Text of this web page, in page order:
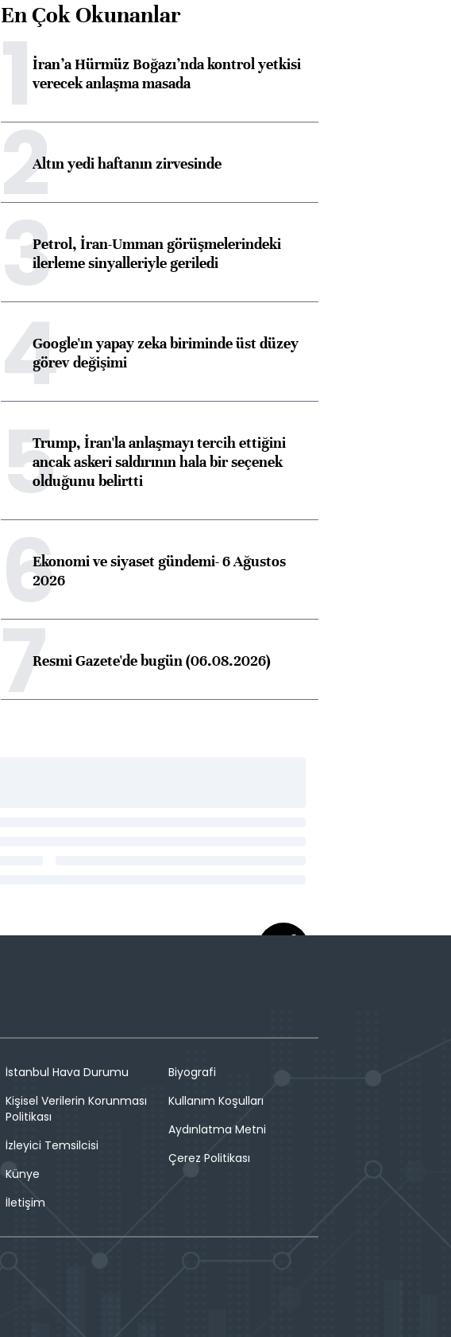
En Çok Okunanlar
1İran’a Hürmüz Boğazı’nda kontrol yetkisi
verecek anlaşma masada
2Altın yedi haftanın zirvesinde
3Petrol, İran-Umman görüşmelerindeki
ilerleme sinyalleriyle geriledi
4Google'ın yapay zeka biriminde üst düzey
görev değişimi
5Trump, İran'la anlaşmayı tercih ettiğini
ancak askeri saldırının hala bir seçenek
olduğunu belirtti
6Ekonomi ve siyaset gündemi- 6 Ağustos
2026
7Resmi Gazete'de bugün (06.08.2026)
İstanbul Hava Durumu
Kişisel Verilerin Korunması
Politikası
İzleyici Temsilcisi
Künye
İletişim
Biyografi
Kullanım Koşulları
Aydınlatma Metni
Çerez Politikası